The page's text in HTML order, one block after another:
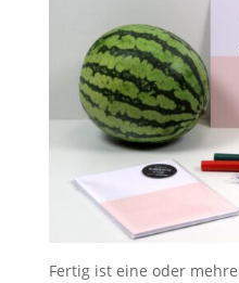
Fertig ist eine oder